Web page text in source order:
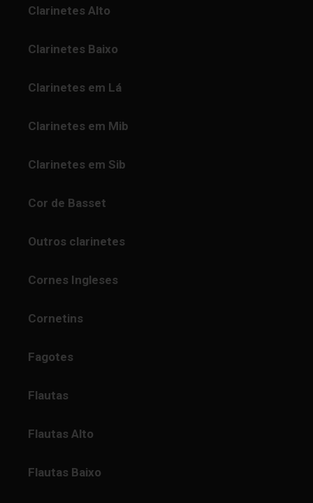
Clarinetes Alto
Clarinetes Baixo
Clarinetes em Lá
Clarinetes em Mib
Clarinetes em Sib
Cor de Basset
Outros clarinetes
Cornes Ingleses
Cornetins
Fagotes
Flautas
Flautas Alto
Flautas Baixo